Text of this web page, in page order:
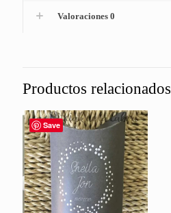
Valoraciones 0
Productos relacionados
Save